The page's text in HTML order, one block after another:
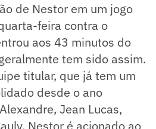
de Nestor em um jogo
feira contra o
aos 43 minutos do
tem sido assim.
titular, que já tem um
desde o ano
Jean Lucas,